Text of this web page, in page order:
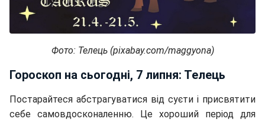
Фото: Телець (pixabay.com/maggyona)
Гороскоп на сьогодні, 7 липня: Телець
Постарайтеся абстрагуватися від суєти і присвятити
себе самовдосконаленню. Це хороший період для